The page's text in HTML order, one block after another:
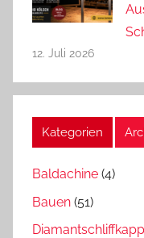
12. Juli 2026
Kategorien
Baldachine (4)
Bauen (51)